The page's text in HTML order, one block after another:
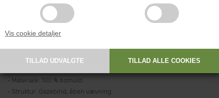
Vis cookie detaljer
tilklippes efter ønsket størrelse, så det passer præcist til presse, form
- Type: Stormasket ostelærred / musselinstof
- Materiale: 100 % bomuld
- Struktur: Gazebind, åben vævning